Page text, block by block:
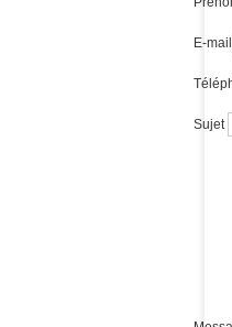
E-mail
Sujet